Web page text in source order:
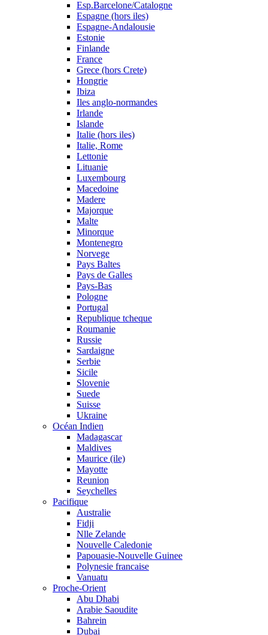
Esp.Barcelone/Catalogne
Espagne (hors iles)
Espagne-Andalousie
Estonie
Finlande
France
Grece (hors Crete)
Hongrie
Ibiza
Iles anglo-normandes
Irlande
Islande
Italie (hors iles)
Italie, Rome
Lettonie
Lituanie
Luxembourg
Macedoine
Madere
Majorque
Malte
Minorque
Montenegro
Norvege
Pays Baltes
Pays de Galles
Pays-Bas
Pologne
Portugal
Republique tcheque
Roumanie
Russie
Sardaigne
Serbie
Sicile
Slovenie
Suede
Suisse
Ukraine
Océan Indien
Madagascar
Maldives
Maurice (ile)
Mayotte
Reunion
Seychelles
Pacifique
Australie
Fidji
Nlle Zelande
Nouvelle Caledonie
Papouasie-Nouvelle Guinee
Polynesie francaise
Vanuatu
Proche-Orient
Abu Dhabi
Arabie Saoudite
Bahrein
Dubai